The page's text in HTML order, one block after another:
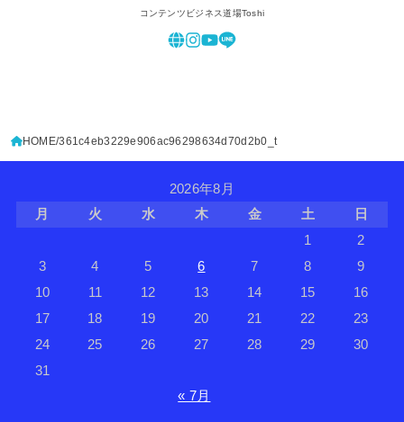
コンテンツビジネス道場Toshi
HOME 361c4eb3229e906ac96298634d70d2b0_t
2026年8月
月
火 水 木 金 土
日
1
2
3
4 5 6 7 8
9
10
11 12 13 14 15
16
17
18 19 20 21 22
23
24
25 26 27 28 29
30
31
« 7月